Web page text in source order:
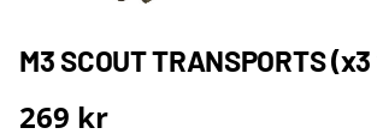
M3 SCOUT TRANSPORTS
269 kr